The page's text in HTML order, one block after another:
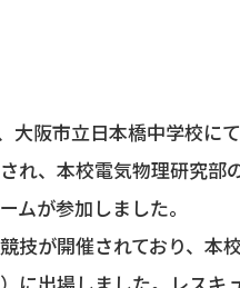
大阪市立日本橋中学校に
れ、本校電気物理研究部
ムが参加しました。
技が開催されており、本